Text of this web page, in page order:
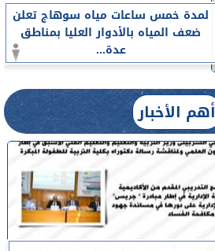
لمدة خمس ساعات مياه سوهاج تعلن
ضعف المياه بالأدوار العليا بمناطق
عدة...
أهم الأخبار